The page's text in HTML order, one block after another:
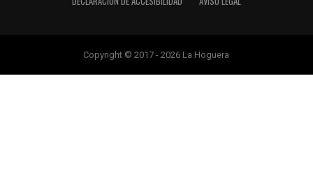
Copyright © 2017 - 2026 La Hoguera